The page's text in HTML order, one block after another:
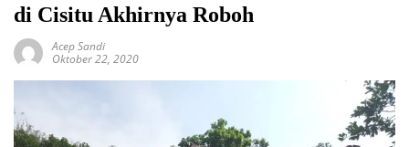
di Cisitu Akhirnya Roboh
Acep Sandi
Oktober 22, 2020